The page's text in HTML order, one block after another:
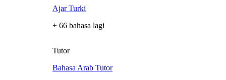
Ajar Turki
+ 66 bahasa lagi
Tutor
Bahasa Arab Tutor